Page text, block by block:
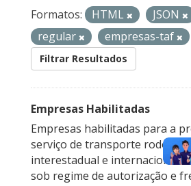
Formatos: HTML JSON
regular
empresas-taf
Filtrar Resultados
Empresas Habilitadas
Empresas habilitadas para a
serviço de transporte
interestadual e internacional
sob regime de autorização e